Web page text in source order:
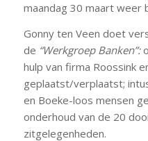
maandag 30 maart weer
Gonny ten Veen doet
de “Werkgroep Banken”:
hulp van firma Roossink
geplaatst/verplaatst;
en Boeke-loos mensen
onderhoud van de 20
zitgelegenheden.